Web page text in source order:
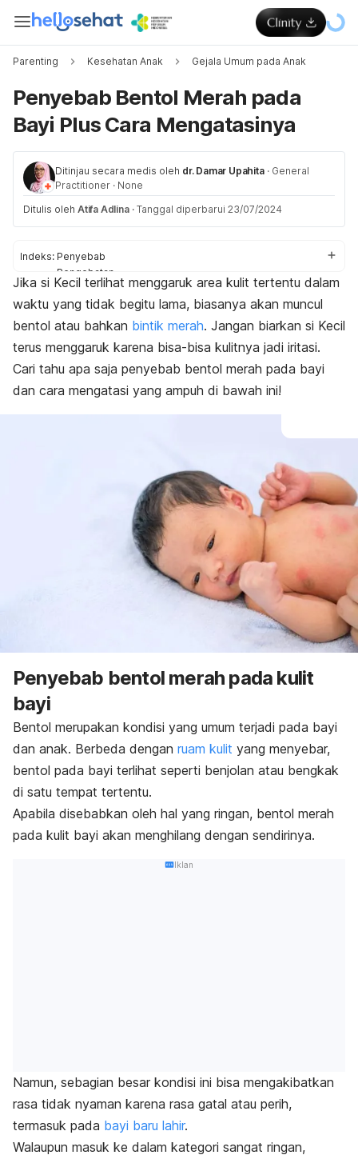
Parenting Kesehatan Anak Gejala Umum pada Anak
Penyebab Bentol Merah pada
Bayi Plus Cara Mengatasinya
Ditinjau secara medis oleh dr. Damar Upahita · General
Practitioner · None
Ditulis oleh Atifa Adlina · Tanggal diperbarui 23/07/2024
Indeks: Penyebab
Pengobatan
Kapan ke dokter
Jika si Kecil terlihat menggaruk area kulit tertentu dalam
waktu yang tidak begitu lama, biasanya akan muncul
bentol atau bahkan bintik merah. Jangan biarkan si Kecil
terus menggaruk karena bisa-bisa kulitnya jadi iritasi.
Cari tahu apa saja penyebab bentol merah pada bayi
dan cara mengatasi yang ampuh di bawah ini!
Penyebab bentol merah pada kulit
bayi
Bentol merupakan kondisi yang umum terjadi pada bayi
dan anak. Berbeda dengan ruam kulit yang menyebar,
bentol pada bayi terlihat seperti benjolan atau bengkak
di satu tempat tertentu.
Apabila disebabkan oleh hal yang ringan, bentol merah
pada kulit bayi akan menghilang dengan sendirinya.
Iklan
Namun, sebagian besar kondisi ini bisa mengakibatkan
rasa tidak nyaman karena rasa gatal atau perih,
termasuk pada bayi baru lahir.
Walaupun masuk ke dalam kategori sangat ringan,